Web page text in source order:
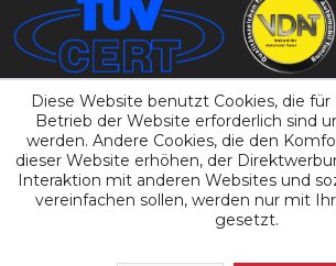
Diese Website benutzt Cookies, die
Betrieb der Website erforderlich sind
werden. Andere Cookies, die den
dieser Website erhöhen, der
Interaktion mit anderen Websites und
vereinfachen sollen, werden nur mit
gesetzt.